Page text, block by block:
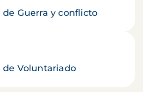
Guerra y conflicto
de Voluntariado